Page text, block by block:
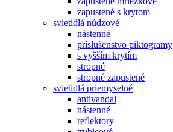
zapustené s krytom
svietidlá núdzové
nástenné
príslušenstvo piktogramy
s vyšším krytím
stropné
stropné zapustené
svietidlá priemyselné
antivandal
nástenné
reflektory